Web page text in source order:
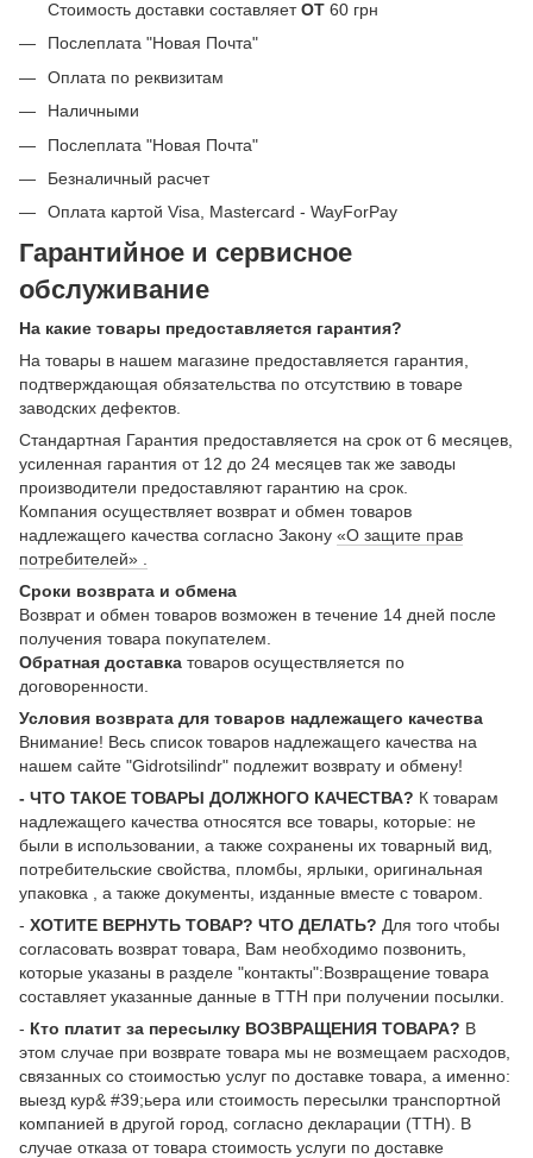
Стоимость доставки составляетОТ 60 грн
Послеплата "Новая Почта"
Оплата по реквизитам
Наличными
Послеплата "Новая Почта"
Безналичный расчет
Оплата картой Visa, Mastercard - WayForPay
Гарантийное и сервисное
обслуживание
На какие товары предоставляется гарантия?
На товары в нашем магазине предоставляется гарантия,
подтверждающая обязательства по отсутствию в товаре
заводских дефектов.
Стандартная Гарантия предоставляется на срок от 6 месяцев,
усиленная гарантия от 12 до 24 месяцев так же заводы
производители предоставляют гарантию на срок.
Компания осуществляет возврат и обмен товаров
надлежащего качества согласно Закону «О защите прав
потребителей» .
Сроки возврата и обмена
Возврат и обмен товаров возможен в течение 14 дней после
получения товара покупателем.
Обратная доставка товаров осуществляется по
договоренности.
Условия возврата для товаров надлежащего качества
Внимание! Весь список товаров надлежащего качества на
нашем сайте "Gidrotsilindr" подлежит возврату и обмену!
- ЧТО ТАКОЕ ТОВАРЫ ДОЛЖНОГО КАЧЕСТВА? К товарам
надлежащего качества относятся все товары, которые: не
были в использовании, а также сохранены их товарный вид,
потребительские свойства, пломбы, ярлыки, оригинальная
упаковка , а также документы, изданные вместе с товаром.
- ХОТИТЕ ВЕРНУТЬ ТОВАР? ЧТО ДЕЛАТЬ? Для того чтобы
согласовать возврат товара, Вам необходимо позвонить,
которые указаны в разделе "контакты":Возвращение товара
составляет указанные данные в ТТН при получении посылки.
- Кто платит за пересылку ВОЗВРАЩЕНИЯ ТОВАРА? В
этом случае при возврате товара мы не возмещаем расходов,
связанных со стоимостью услуг по доставке товара, а именно:
выезд кур& #39;ьера или стоимость пересылки транспортной
компанией в другой город, согласно декларации (ТТН). В
случае отказа от товара стоимость услуги по доставке